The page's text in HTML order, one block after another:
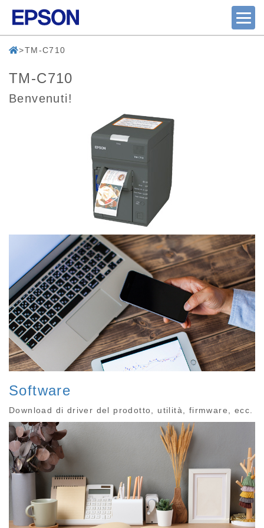
TM-C710
TM-C710
Benvenuti!
Software
Download di driver del prodotto, utilità, firmware, ecc.